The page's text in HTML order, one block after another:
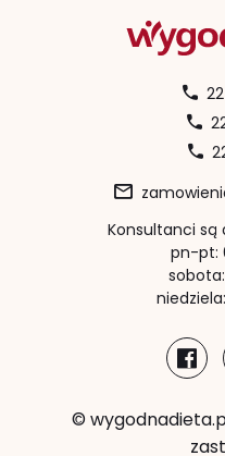
Konsultanci są
pn-pt:
©